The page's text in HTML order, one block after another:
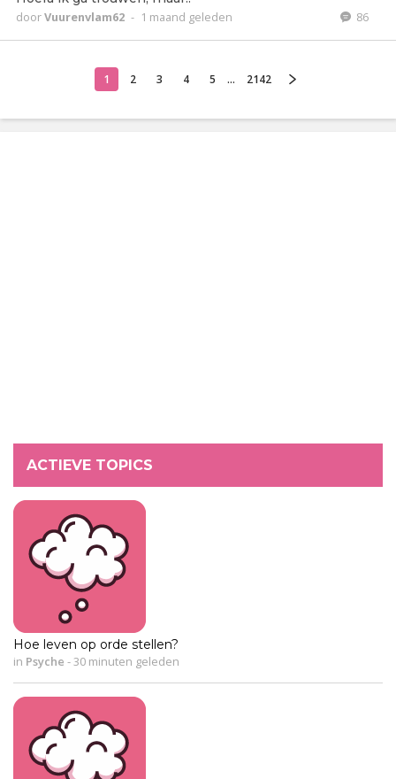
doorVuurenvlam62 - 1 maand geleden 86
1 2 3 4 5 ... 2142
ACTIEVE TOPICS
Hoe leven op orde stellen?
in Psyche - 30 minuten geleden